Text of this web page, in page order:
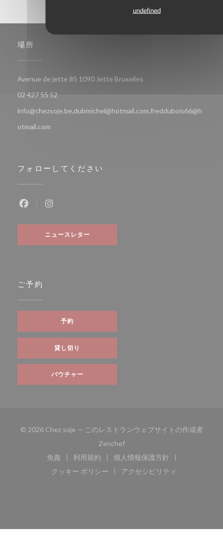
undefined
場所
Avenue de jette 85 1090 Jette Bruxelles
02 427 55 52
info@chezsoje.be,dubmichel@hotmail.com,freddubois66@h
otmail.com
フォローしてください
ニュースレター
ご予約
予約
貸し切り
バウチャー
© 2026 Chez soje — このレストランウェブサイトの作成者
Zenchef((新しいウィンドウで開きます))
免責
((新しいウィンドウで開きます))
利用規約
((新しいウィンドウで開きます))
個人情報保護方針
((新しいウィンドウで開
クッキー ポリシー
((新しいウィンドウで開きます))
アクセシビリティ
((新しいウィンドウで